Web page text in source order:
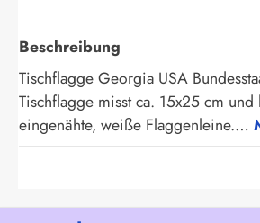
Beschreibung
Tischflagge Georgia USA
Tischflagge misst ca. 15x25 cm und
eingenähte, weiße Flaggenleine.…